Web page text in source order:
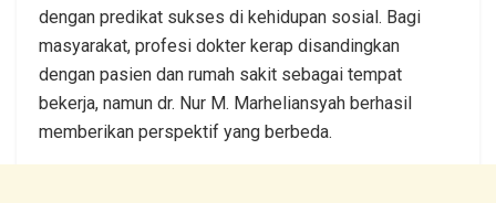
dengan predikat sukses di kehidupan sosial. Bagi
masyarakat, profesi dokter kerap disandingkan
dengan pasien dan rumah sakit sebagai tempat
bekerja, namun dr. Nur M. Marheliansyah berhasil
memberikan perspektif yang berbeda.